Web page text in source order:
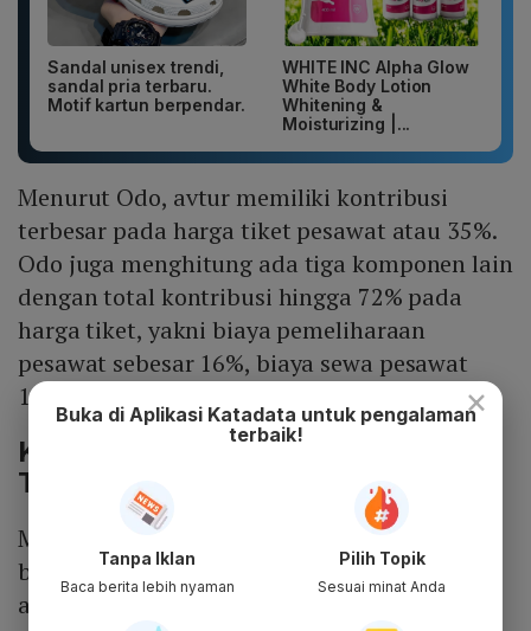
Sandal unisex trendi,
sandal pria terbaru.
Motif kartun berpendar.
WHITE INC Alpha Glow
White Body Lotion
Whitening &
Moisturizing |...
Menurut Odo, avtur memiliki kontribusi
terbesar pada harga tiket pesawat atau 35%.
Odo juga menghitung ada tiga komponen lain
dengan total kontribusi hingga 72% pada
harga tiket, yakni biaya pemeliharaan
pesawat sebesar 16%, biaya sewa pesawat
14%, dan premi asuransi pesawat 7%.
Kemenhub Belum Mau Mengubah
TBA
Meski demikian, Kementerian Perhubungan
belum berencana mengubah tarif batas atas
atau TBA tiket pesawat. Pertimbangan
×
Buka di Aplikasi Katadata untuk pengalaman
terbaik!
Tanpa Iklan
Baca berita lebih nyaman
Pilih Topik
Sesuai minat Anda